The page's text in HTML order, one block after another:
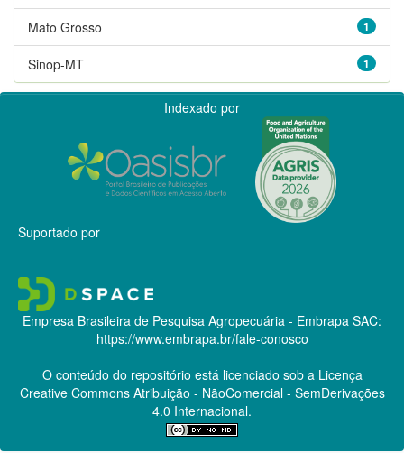
1
Mato Grosso
1
Sinop-MT
Indexado por
Suportado por
Empresa Brasileira de Pesquisa Agropecuária - Embrapa SAC:
https://www.embrapa.br/fale-conosco
O conteúdo do repositório está licenciado sob a Licença
Creative CommonsAtribuição - NãoComercial - SemDerivações
4.0 Internacional.